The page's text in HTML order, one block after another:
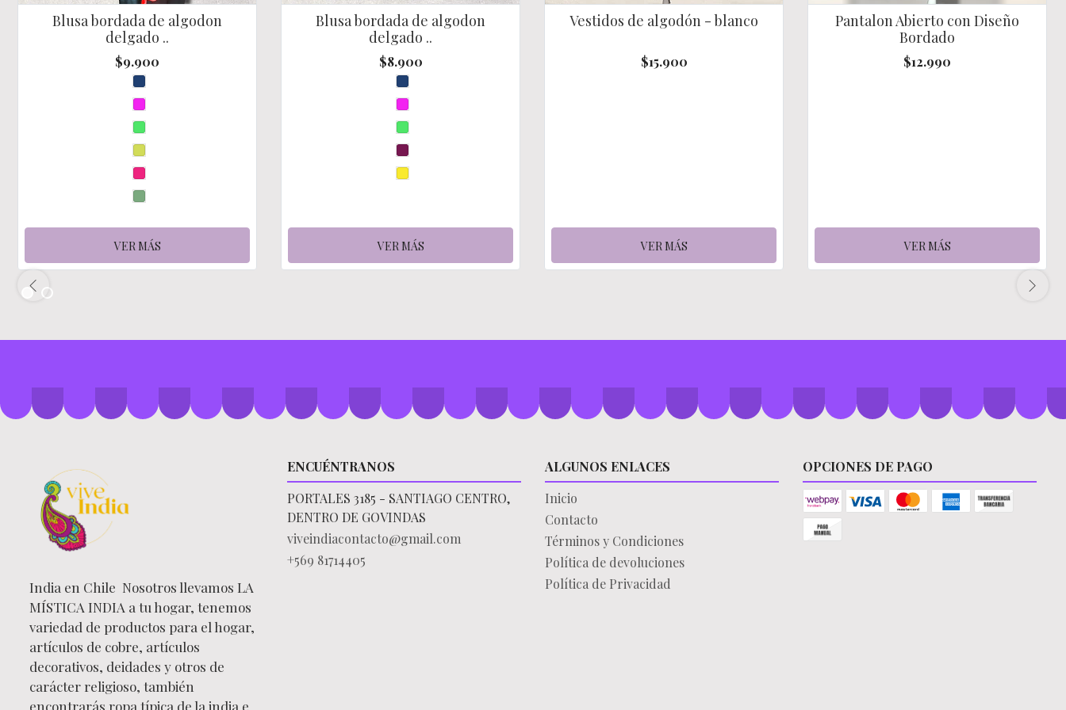
Blusa bordada de algodon
delgado ..
$9.900
VER MÁS
Blusa bordada de algodon
delgado ..
$8.900
VER MÁS
Vestidos de algodón - blanco
$15.900
VER MÁS
Pantalon Abierto con Diseño
Bordado
$12.990
VER MÁS
India en Chile Nosotros llevamos LA
MÍSTICA INDIA a tu hogar, tenemos
variedad de productos para el hogar,
artículos de cobre, artículos
decorativos, deidades y otros de
carácter religioso, también
encontrarás ropa típica de la india e
ENCUÉNTRANOS
PORTALES 3185 - SANTIAGO CENTRO,
DENTRO DE GOVINDAS
viveindiacontacto@gmail.com
+569 81714405
ALGUNOS ENLACES
Inicio
Contacto
Términos y Condiciones
Política de devoluciones
Política de Privacidad
OPCIONES DE PAGO